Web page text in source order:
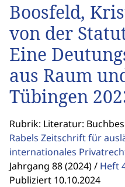
Boosfeld,
von der
Eine
aus Raum
Tübingen
Rubrik: Literatur:
Rabels Zeitschrift für
internationales
Jahrgang 88 (2024) / Heft
Publiziert 10.10.2024